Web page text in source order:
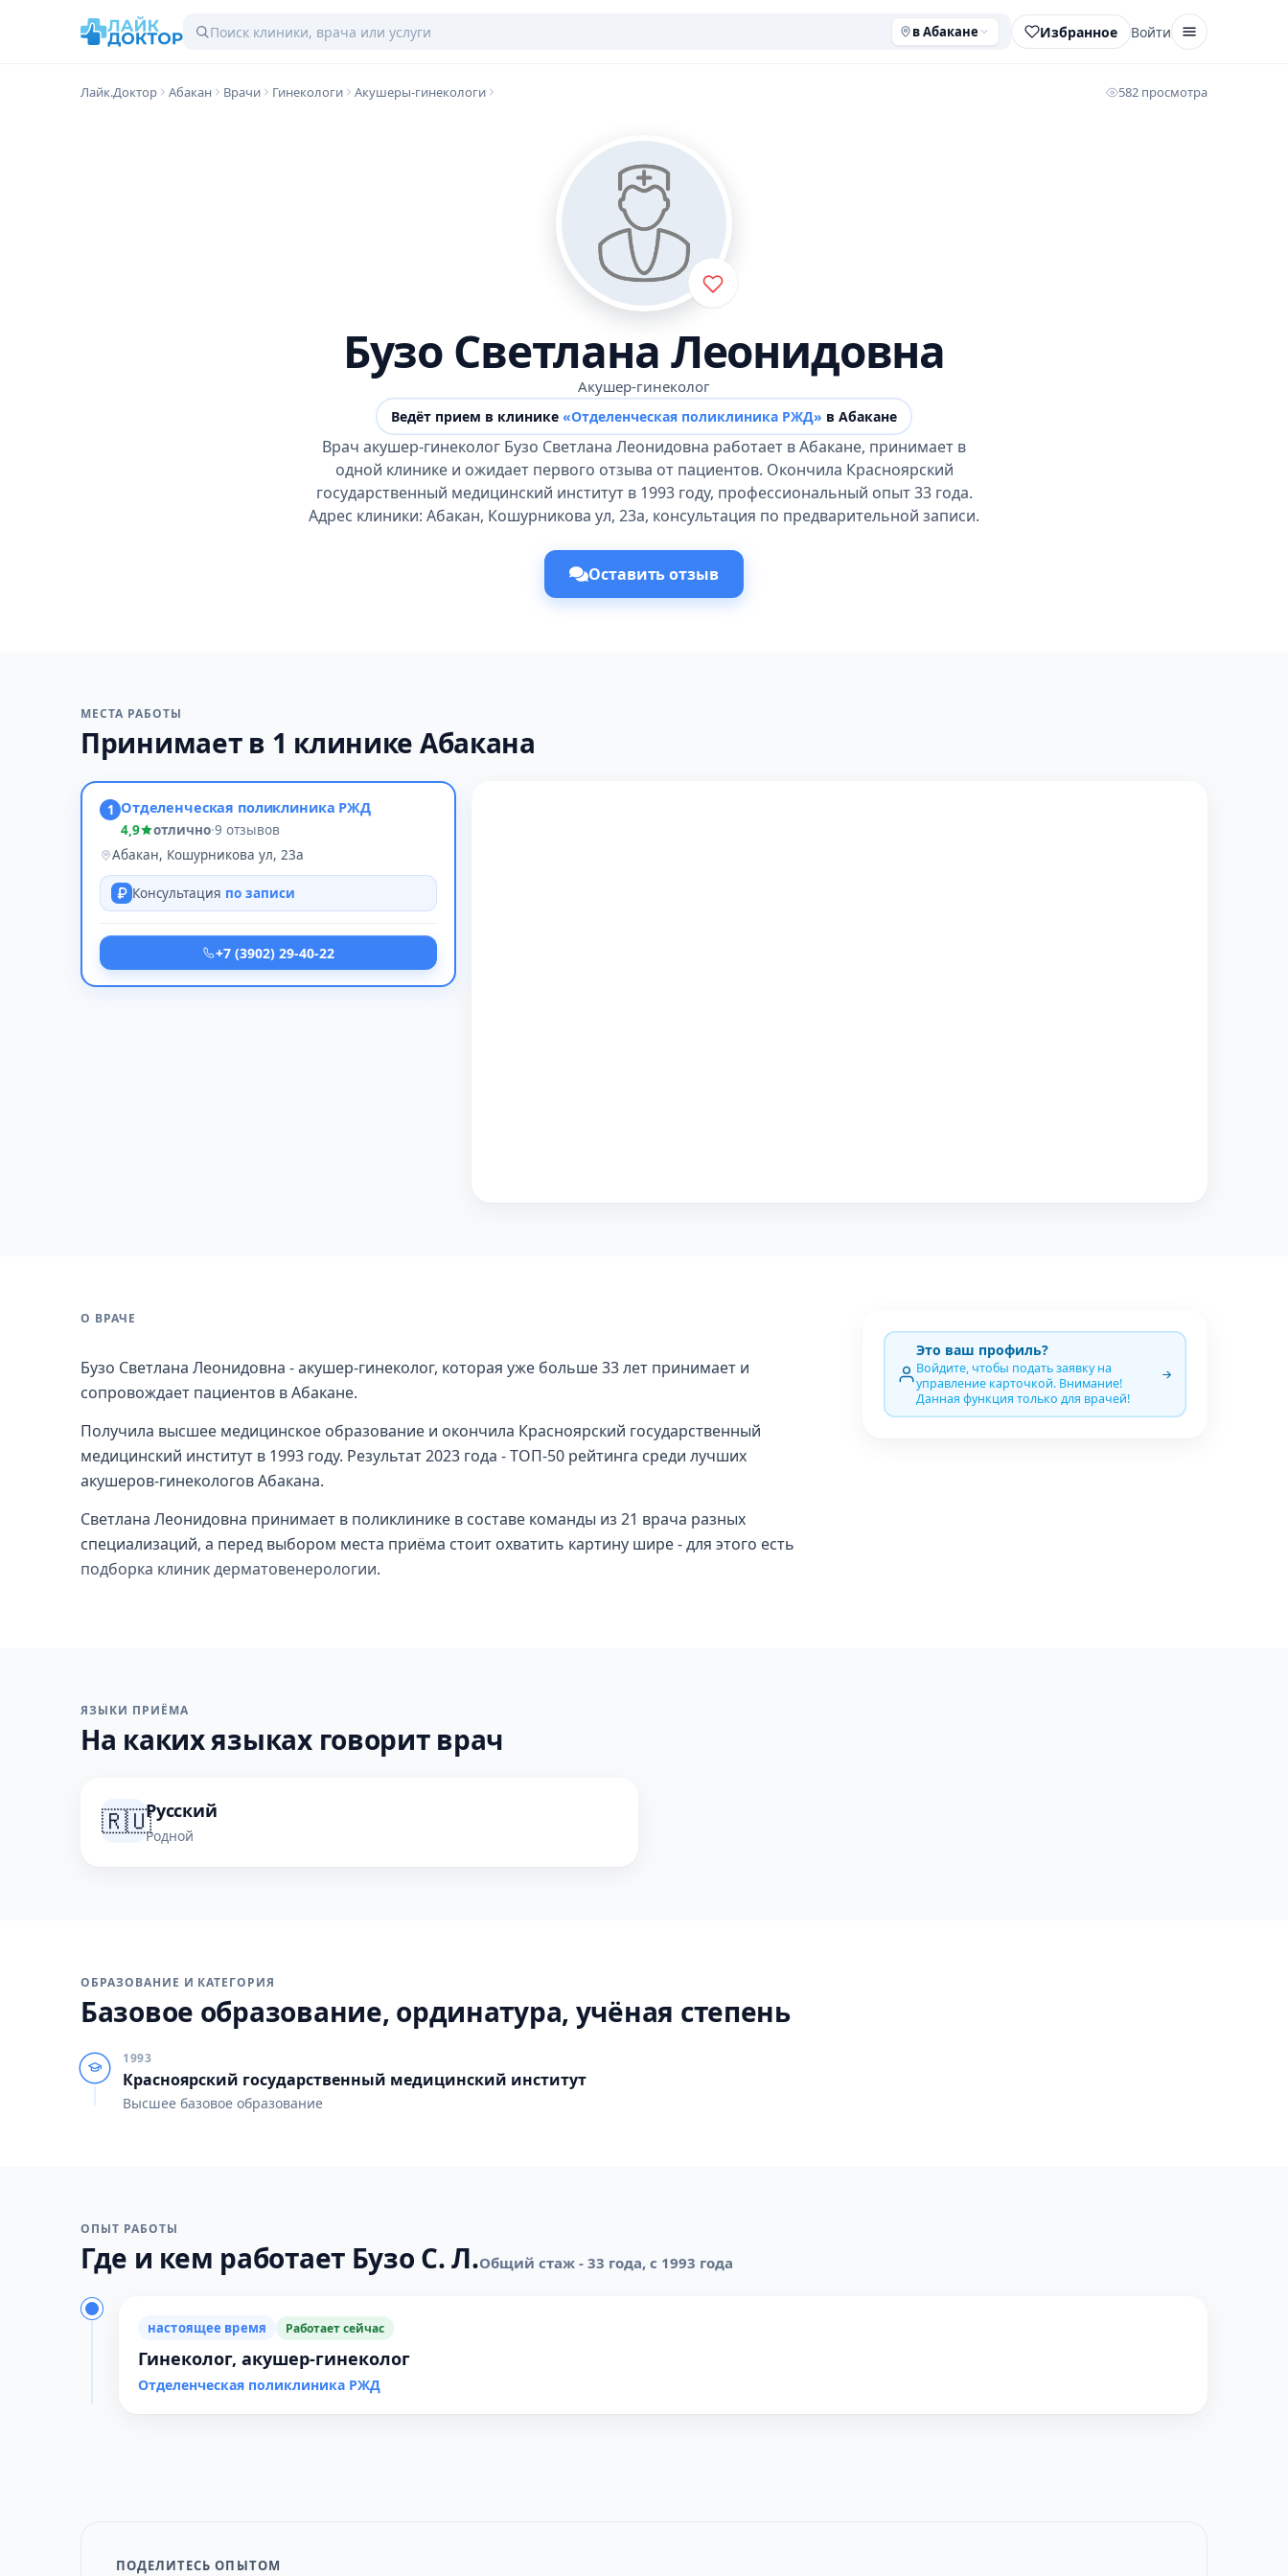
в Абакане Избранное Войти
Лайк.Доктор Абакан Врачи Гинекологи Акушеры-гинекологи 582 просмотра
Бузо Светлана Леонидовна
Акушер-гинеколог
Ведёт прием в клинике «Отделенческая поликлиника РЖД» в Абакане
Врач акушер-гинеколог Бузо Светлана Леонидовна работает в Абакане, принимает в
одной клинике и ожидает первого отзыва от пациентов. Окончила Красноярский
государственный медицинский институт в 1993 году, профессиональный опыт 33 года.
Адрес клиники: Абакан, Кошурникова ул, 23а, консультация по предварительной записи.
Оставить отзыв
МЕСТА РАБОТЫ
Принимает в 1 клинике Абакана
1 Отделенческая поликлиника РЖД
4,9 отлично·9 отзывов
Абакан, Кошурникова ул, 23а
Консультация по записи
+7 (3902) 29-40-22
О ВРАЧЕ
Бузо Светлана Леонидовна - акушер-гинеколог, которая уже больше 33 лет принимает и
сопровождает пациентов в Абакане.
Получила высшее медицинское образование и окончила Красноярский государственный
медицинский институт в 1993 году. Результат 2023 года - ТОП-50 рейтинга среди лучших
акушеров-гинекологов Абакана.
Светлана Леонидовна принимает в поликлинике в составе команды из 21 врача разных
специализаций, а перед выбором места приёма стоит охватить картину шире - для этого есть
подборка клиник дерматовенерологии.
Это ваш профиль?
Войдите, чтобы подать заявку на
управление карточкой. Внимание!
Данная функция только для врачей!
ЯЗЫКИ ПРИЁМА
На каких языках говорит врач
🇷🇺Русский
Родной
ОБРАЗОВАНИЕ И КАТЕГОРИЯ
Базовое образование, ординатура, учёная степень
1993
Красноярский государственный медицинский институт
Высшее базовое образование
ОПЫТ РАБОТЫ
Где и кем работает Бузо С. Л.Общий стаж - 33 года, с 1993 года
настоящее время Работает сейчас
Гинеколог, акушер-гинеколог
Отделенческая поликлиника РЖД
ПОДЕЛИТЕСЬ ОПЫТОМ